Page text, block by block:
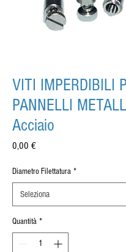
VITI IMPERDIBILI
PANNELLI
Acciaio
0,00 €Prezzo
Diametro Filettatura *
Quantità *